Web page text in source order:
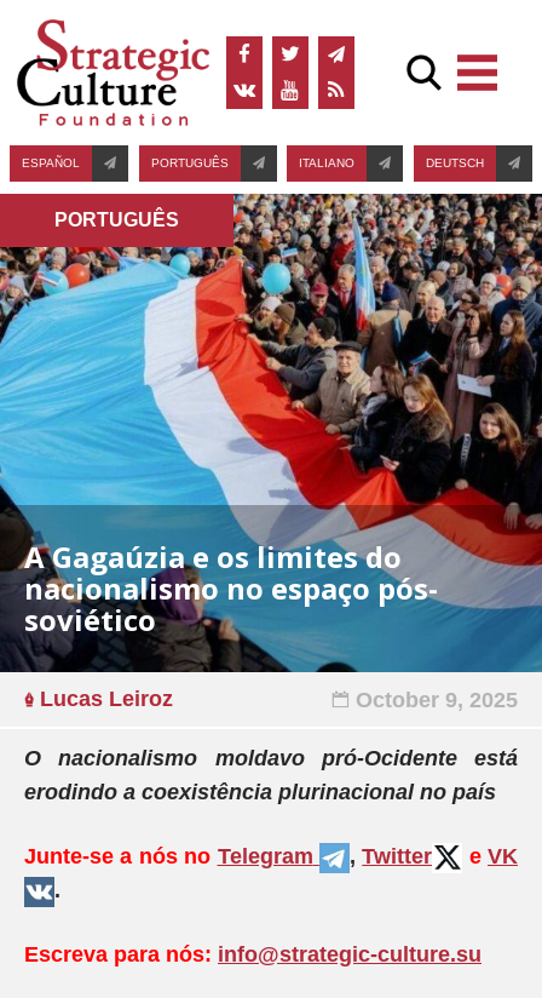
ESPAÑOL PORTUGUÊS ITALIANO DEUTSCH
PORTUGUÊS
A Gagaúzia e os limites do
nacionalismo no espaço pós-
soviético
Lucas Leiroz October 9, 2025
O nacionalismo moldavo pró-Ocidente está
erodindo a coexistência plurinacional no país
Junte-se a nós no Telegram ,Twitter e VK
.
Escreva para nós: info@strategic-culture.su